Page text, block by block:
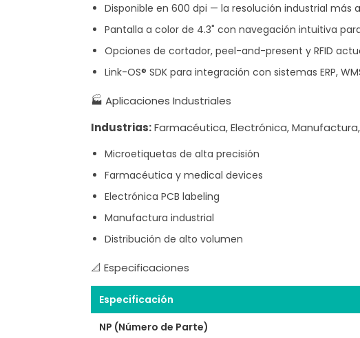
Disponible en 600 dpi — la resolución industrial más
Pantalla a color de 4.3" con navegación intuitiva
Opciones de cortador, peel-and-present y RFID
Link-OS® SDK para integración con sistemas ERP,
🏭 Aplicaciones Industriales
Industrias:Farmacéutica, Electrónica,
Microetiquetas de alta precisión
Farmacéutica y medical devices
Electrónica PCB labeling
Manufactura industrial
Distribución de alto volumen
📐 Especificaciones
Especificación
NP (Número de Parte)